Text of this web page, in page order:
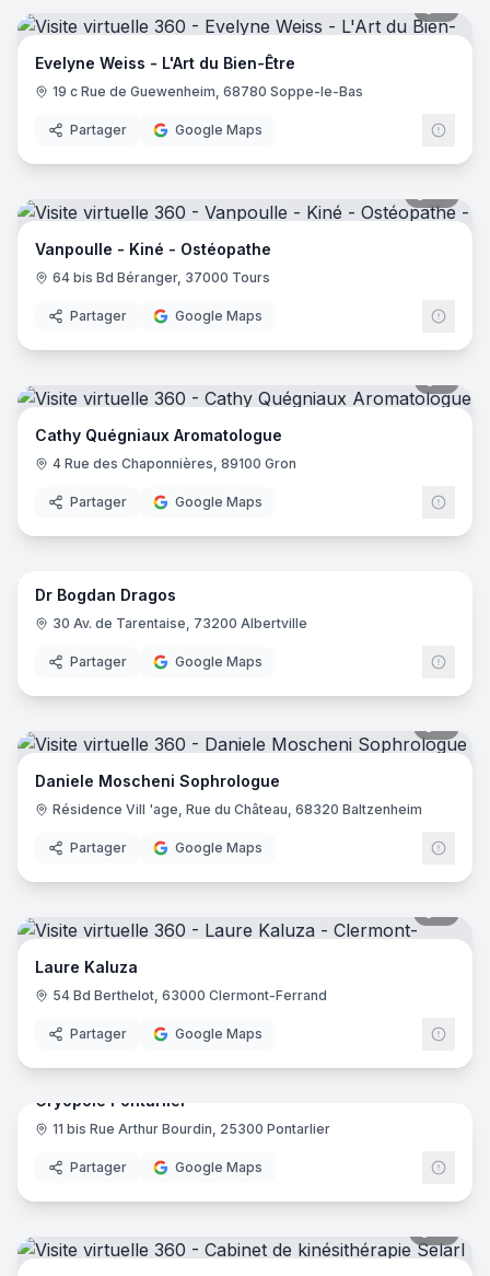
Evelyne Weiss - L'Art du Bien-Être
19 c Rue de Guewenheim, 68780 Soppe-le-Bas
Partager Google Maps
Vanpoulle - Kiné - Ostéopathe
64 bis Bd Béranger, 37000 Tours
Partager Google Maps
Cathy Quégniaux Aromatologue
4 Rue des Chaponnières, 89100 Gron
Partager Google Maps
6
Dr Bogdan Dragos
30 Av. de Tarentaise, 73200 Albertville
Partager Google Maps
Daniele Moscheni Sophrologue
Résidence Vill 'age, Rue du Château, 68320 Baltzenheim
Partager Google Maps
Laure Kaluza
54 Bd Berthelot, 63000 Clermont-Ferrand
Partager Google Maps
Cryopôle Pontarlier
11 bis Rue Arthur Bourdin, 25300 Pontarlier
Partager Google Maps